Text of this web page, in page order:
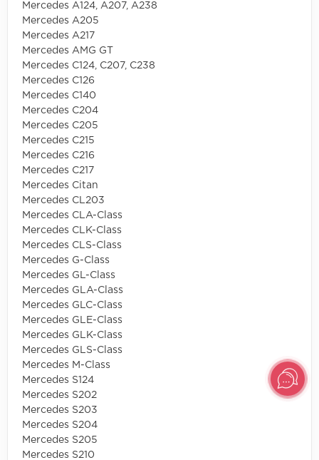
Mercedes A124, A207, A238
Mercedes A205
Mercedes A217
Mercedes AMG GT
Mercedes C124, C207, C238
Mercedes C126
Mercedes C140
Mercedes C204
Mercedes C205
Mercedes C215
Mercedes C216
Mercedes C217
Mercedes Citan
Mercedes CL203
Mercedes CLA-Class
Mercedes CLK-Class
Mercedes CLS-Class
Mercedes G-Class
Mercedes GL-Class
Mercedes GLA-Class
Mercedes GLC-Class
Mercedes GLE-Class
Mercedes GLK-Class
Mercedes GLS-Class
Mercedes M-Class
Mercedes S124
Mercedes S202
Mercedes S203
Mercedes S204
Mercedes S205
Mercedes S210